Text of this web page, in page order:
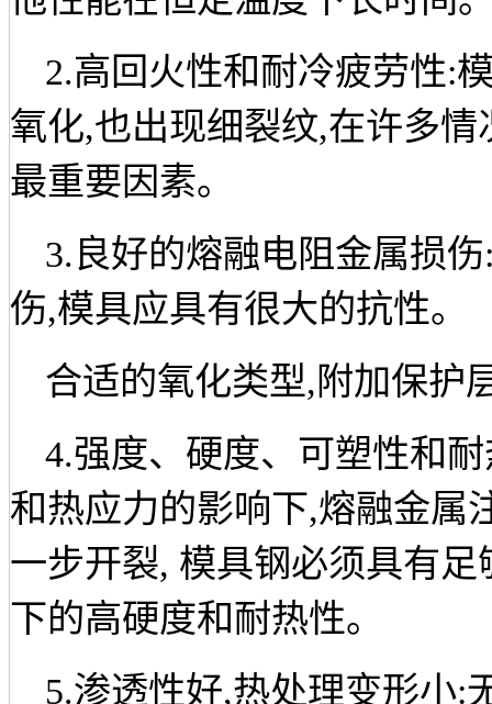
2.高回火性和耐冷疲劳性:
氧化,也出现细裂纹,在许多情
最重要因素。
3. 良好的熔融电阻金属损伤
伤,模具应具有很大的抗性。
合适的氧化类型, 附加保护
4.强度、硬度、可塑性和
和热应力的影响下,熔融金属
一步开裂, 模具钢必须具有
下的高硬度和耐热性。
5.渗透性好,热处理变形小: